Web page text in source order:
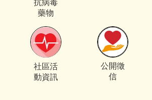
抗病毒
藥物
社區活
動資訊
公開徵
信